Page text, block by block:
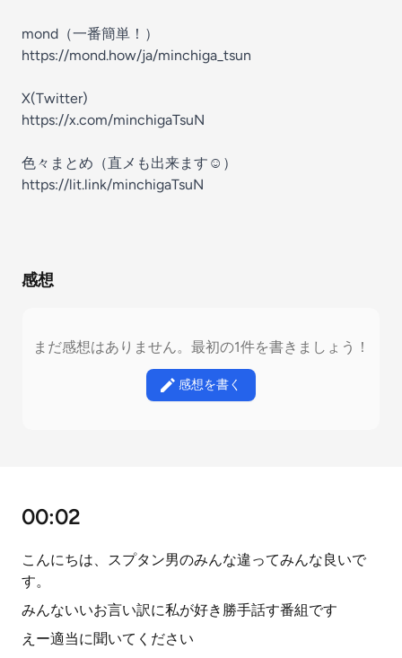
mond（一番簡単！）
https://mond.how/ja/minchiga_tsun
X(Twitter)
https://x.com/minchigaTsuN
色々まとめ（直メも出来ます☺︎）
https://lit.link/minchigaTsuN
感想
まだ感想はありません。最初の1件を書きましょう！
感想を書く
00:02
こんにちは、スプタン男のみんな違ってみんな良いで
す。
みんないいお言い訳に私が好き勝手話す番組です
えー適当に聞いてください